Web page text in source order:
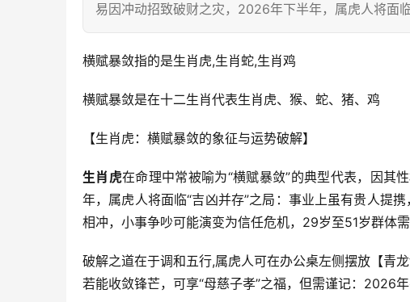
易因冲动招致破财之灾，2026年下半年，属虎人将面
横赋暴敛指的是生肖虎,生肖蛇,生肖鸡
横赋暴敛是在十二生肖代表生肖虎、猴、蛇、猪、鸡
【生肖虎：横赋暴敛的象征与运势破解】
生肖虎在命理中常被喻为“横赋暴敛”的典型代表，因其
年，属虎人将面临“吉凶并存”之局：事业上虽有贵人提
相冲，小事争吵可能演变为信任危机，29岁至51岁群体
破解之道在于调和五行,属虎人可在办公桌左侧摆放【青
若能收敛锋芒，可享“母慈子孝”之福，但需谨记：2026